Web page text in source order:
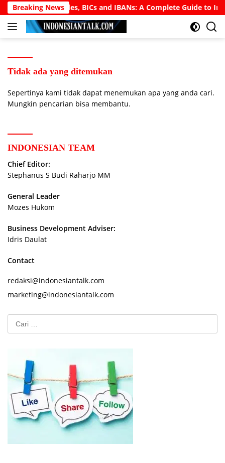
Langsung
ke
konten
Breaking News
SWIFT Codes, BICs and IBANs: A Complete Guide to
Tidak ada yang ditemukan
Sepertinya kami tidak dapat menemukan apa yang anda cari.
Mungkin pencarian bisa membantu.
INDONESIAN TEAM
Chief Editor:
Stephanus S Budi Raharjo MM
General Leader
Mozes Hukom
Business Development Adviser:
Idris Daulat
Contact
redaksi@indonesiantalk.com
marketing@indonesiantalk.com
Cari
untuk: